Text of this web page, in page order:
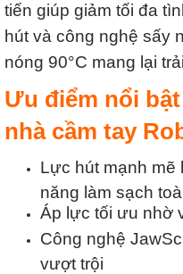
tiến giúp giảm tối đa
hút và công nghệ sấy
nóng 90°C mang lại
Ưu điểm nổi
nhà cầm tay
Lực hút mạnh mẽ
năng làm sạch
Áp lực tối ưu nhờ
Công nghệ
vượt trội